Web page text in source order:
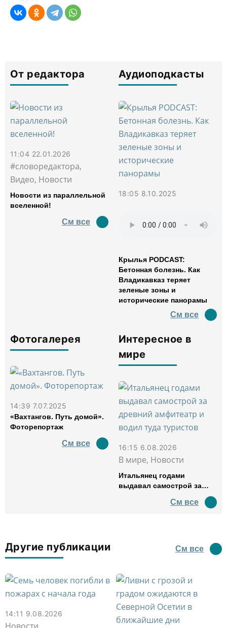
От редактора
11:04 22.01.2026
#словоредактора,
Видео, Новости
Новости из параллельной
вселенной!
См все
Аудиоподкасты
18:05 8.10.2025
Крылья PODCAST:
Бетонная болезнь. Как
Владикавказ теряет
зеленые зоны и
исторические панорамы
См все
Фотогалерея
14:39 7.07.2025
«Вахтангов. Путь домой».
Фоторепортаж
См все
Интересное в
мире
16:15 6.08.2026
В мире, Новости
Итальянец годами
выдавал самострой за
водил туда туристов
См все
Другие публикации См все
14:11 9.08.2026